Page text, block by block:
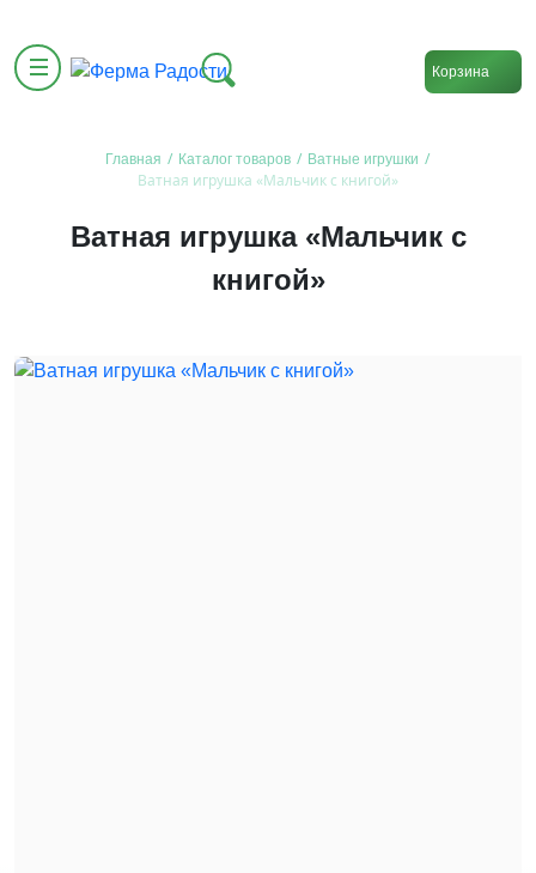
Корзина
Главная / Каталог товаров / Ватные игрушки /
Ватная игрушка «Мальчик с книгой»
Ватная игрушка «Мальчик с
книгой»